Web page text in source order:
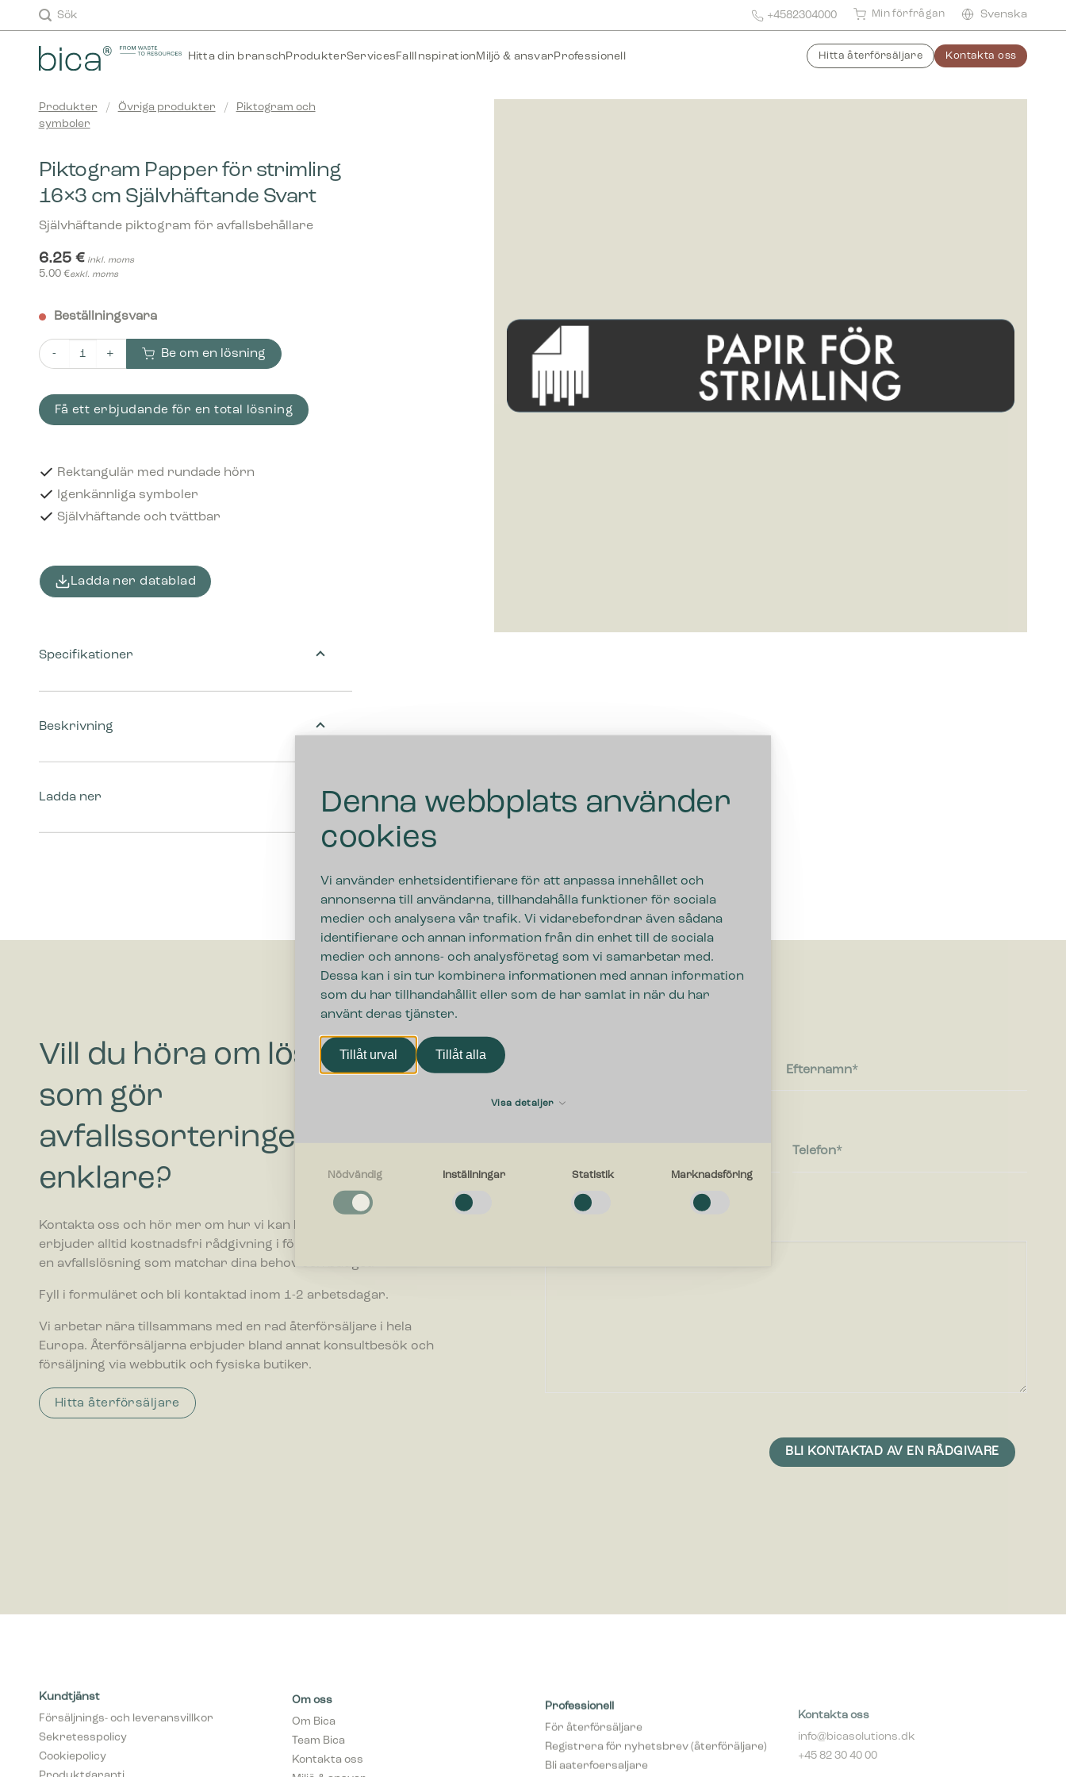
Denna webbplats använder
cookies
Vi använder enhetsidentifierare för att anpassa innehållet och
annonserna till användarna, tillhandahålla funktioner för sociala
medier och analysera vår trafik. Vi vidarebefordrar även sådana
identifierare och annan information från din enhet till de sociala
medier och annons- och analysföretag som vi samarbetar med.
Dessa kan i sin tur kombinera informationen med annan information
som du har tillhandahållit eller som de har samlat in när du har
använt deras tjänster.
Tillåt urval Tillåt alla
Visa detaljer
Nödvändig
Nödvändiga cookies låter dig använda webbplatsen genom att aktivera grundläggande
Cookies för inställningar låter en webbplats komma ihåg information som ändrar hur
befinner dig i.
Statistik
Nödvändig Inställningar Statistik Marknadsföring
to
content
Sök +4582304000 Min förfrågan Svenska
Hitta din branschProdukterServicesFallInspirationMiljö & ansvarProfessionell Hitta återförsäljare Kontakta oss
Produkter / Övriga produkter /
Piktogram och
symboler
Piktogram Papper för strimling
16×3 cm Självhäftande Svart
Självhäftande piktogram för avfallsbehållare
6.25 € inkl. moms
5.00 €exkl. moms
Beställningsvara
Piktogram Papper för strimling 16x3 cm Självhäftande Svart mängd
Be om en lösning
Få ett erbjudande för en total lösning
Rektangulär med rundade hörn
Igenkännliga symboler
Självhäftande och tvättbar
Ladda ner datablad
Beskrivning
Ladda ner
Specifikationer
Vill du höra om lösningar
som gör
avfallssorteringen
enklare?
Kontakta oss och hör mer om hur vi kan hjälpa ditt företag. Vi
erbjuder alltid kostnadsfri rådgivning i förhållande till att välja
en avfallslösning som matchar dina behov och budget.
Fyll i formuläret och bli kontaktad inom 1-2 arbetsdagar.
Vi arbetar nära tillsammans med en rad återförsäljare i hela
Europa. Återförsäljarna erbjuder bland annat konsultbesök och
försäljning via webbutik och fysiska butiker.
Hitta återförsäljare
Efternamn
Telefon
Kundtjänst
Försäljnings- och leveransvillkor
Sekretesspolicy
Cookiepolicy
Produktgaranti
Om oss
Om Bica
Team Bica
Kontakta oss
Miljö & ansvar
Registrera för nyhetsbrev (återföräljare)
Bli aaterfoersaljare
info@bicasolutions.dk
+45 82 30 40 00